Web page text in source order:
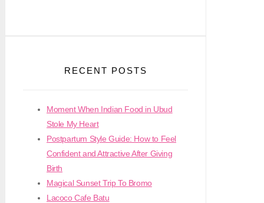
RECENT POSTS
Moment When Indian Food in Ubud
Stole My Heart
Postpartum Style Guide: How to Feel
Confident and Attractive After Giving
Birth
Magical Sunset Trip To Bromo
Lacoco Cafe Batu